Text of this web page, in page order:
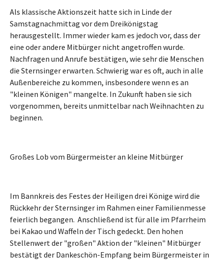
Als klassische Aktionszeit hatte sich in Linde der
Samstagnachmittag vor dem Dreikönigstag
herausgestellt. Immer wieder kam es jedoch vor, dass der
eine oder andere Mitbürger nicht angetroffen wurde.
Nachfragen und Anrufe bestätigen, wie sehr die Menschen
die Sternsinger erwarten. Schwierig war es oft, auch in alle
Außenbereiche zu kommen, insbesondere wenn es an
"kleinen Königen" mangelte. In Zukunft haben sie sich
vorgenommen, bereits unmittelbar nach Weihnachten zu
beginnen.
Großes Lob vom Bürgermeister an kleine Mitbürger
Im Bannkreis des Festes der Heiligen drei Könige wird die
Rückkehr der Sternsinger im Rahmen einer Familienmesse
feierlich begangen. Anschließend ist für alle im Pfarrheim
bei Kakao und Waffeln der Tisch gedeckt. Den hohen
Stellenwert der "großen" Aktion der "kleinen" Mitbürger
bestätigt der Dankeschön-Empfang beim Bürgermeister in